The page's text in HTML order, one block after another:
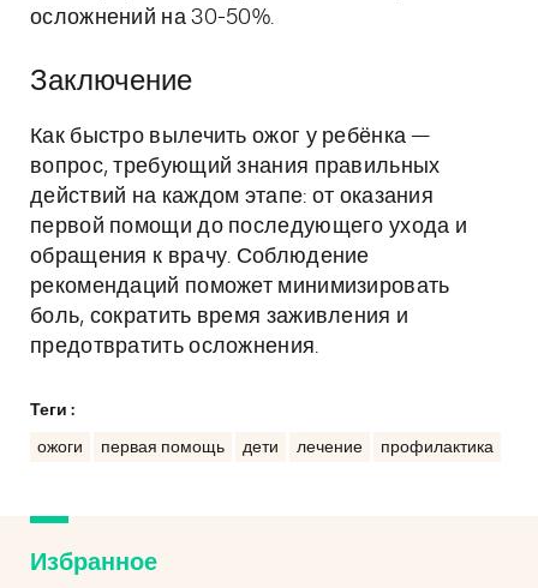
осложнений на 30-50%.
Заключение
Как быстро вылечить ожог у ребёнка —
вопрос, требующий знания правильных
действий на каждом этапе: от оказания
первой помощи до последующего ухода и
обращения к врачу. Соблюдение
рекомендаций поможет минимизировать
боль, сократить время заживления и
предотвратить осложнения.
Теги :
ожоги первая помощь дети лечение профилактика
Избранное